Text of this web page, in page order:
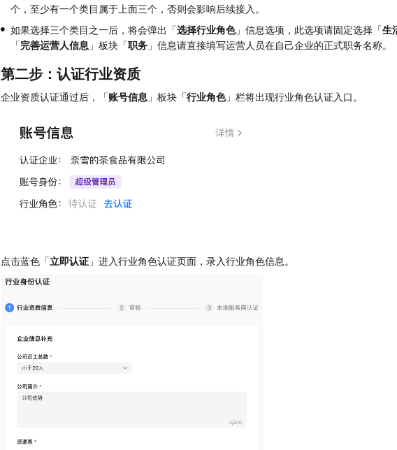
个，至少有一个类目属于上面三个，否则会影响后续接入。
• 如果选择三个类目之一后，将会弹出「选择行业角色」信息选项，此选项请固定选择「生
「完善运营人信息 」板块「职务 」信息请直接填写运营人员在自己企业的正式职务名称。
第二步：认证行业资质
企业资质认证通过后，「账号信息 」板块「行业角色」栏将出现行业角色认证入口。
点击蓝色「立即认证 」进入行业角色认证页面，录入行业角色信息。